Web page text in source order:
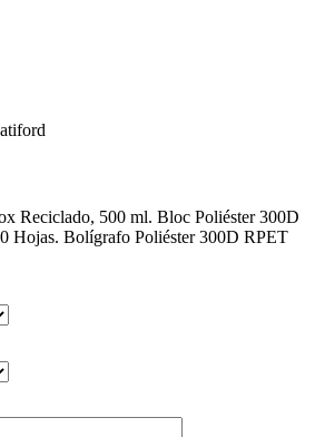
Reciclado, 500 ml. Bloc Poliéster 300D
Hojas. Bolígrafo Poliéster 300D RPET